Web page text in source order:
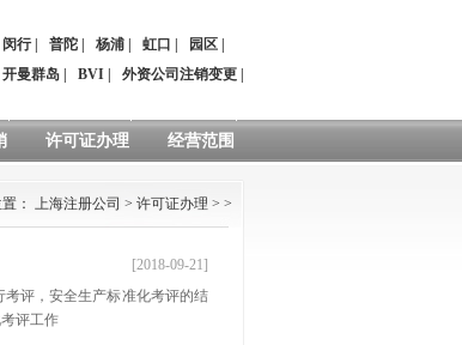
闵行| 普陀 杨浦 虹口 园区
开曼群岛 BVI 外资公司注销变更
许可证办理 经营范围
： 上海注册公司 > 许可证办理 > >
[2018-09-21]
评，安全生产标准化考评的结
评工作